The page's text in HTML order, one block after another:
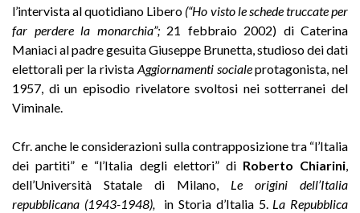
l’intervista al quotidiano Libero (“Ho visto le schede truccate per
far perdere la monarchia”; 21 febbraio 2002) di Caterina
Maniaci al padre gesuita Giuseppe Brunetta, studioso dei dati
elettorali per la rivista Aggiornamenti socialeprotagonista, nel
1957, di un episodio rivelatore svoltosi nei sotterranei del
Viminale.
Cfr. anche le considerazioni sulla contrapposizione tra “l’Italia
dei partiti” e “l’Italia degli elettori” di Roberto Chiarini
dell’Università Statale di Milano, Le origini dell’Italia
repubblicana (1943-1948), in Storia d’Italia 5. La Repubblica